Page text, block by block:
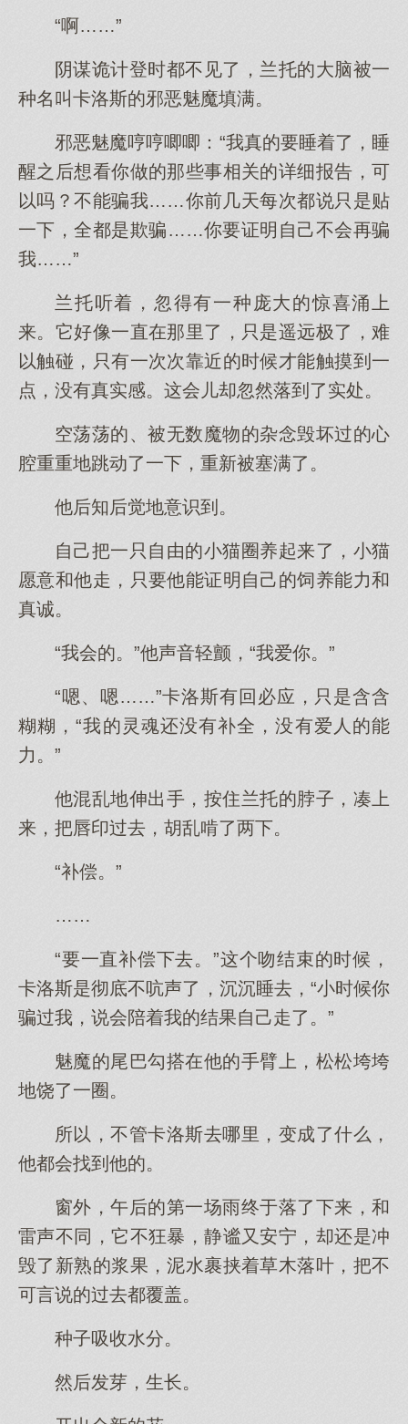
“啊……”
阴谋诡计登时都不见了，兰托的大脑被一
种名叫卡洛斯的邪恶魅魔填满。
邪恶魅魔哼哼唧唧：“我真的要睡着了，睡
醒之后想看你做的那些事相关的详细报告，可
以吗？不能骗我……你前几天每次都说只是贴
一下，全都是欺骗……你要证明自己不会再骗
我……”
兰托听着，忽得有一种庞大的惊喜涌上
来。它好像一直在那里了，只是遥远极了，难
以触碰，只有一次次靠近的时候才能触摸到一
点，没有真实感。这会儿却忽然落到了实处。
空荡荡的、被无数魔物的杂念毁坏过的心
腔重重地跳动了一下，重新被塞满了。
他后知后觉地意识到。
自己把一只自由的小猫圈养起来了，小猫
愿意和他走，只要他能证明自己的饲养能力和
真诚。
“我会的。”他声音轻颤，“我爱你。”
“嗯、嗯……”卡洛斯有回必应，只是含含
糊糊，“我的灵魂还没有补全，没有爱人的能
力。”
他混乱地伸出手，按住兰托的脖子，凑上
来，把唇印过去，胡乱啃了两下。
“补偿。”
……
“要一直补偿下去。”这个吻结束的时候，
卡洛斯是彻底不吭声了，沉沉睡去，“小时候你
骗过我，说会陪着我的结果自己走了。”
魅魔的尾巴勾搭在他的手臂上，松松垮垮
地饶了一圈。
所以，不管卡洛斯去哪里，变成了什么，
他都会找到他的。
窗外，午后的第一场雨终于落了下来，和
雷声不同，它不狂暴，静谧又安宁，却还是冲
毁了新熟的浆果，泥水裹挟着草木落叶，把不
可言说的过去都覆盖。
种子吸收水分。
然后发芽，生长。